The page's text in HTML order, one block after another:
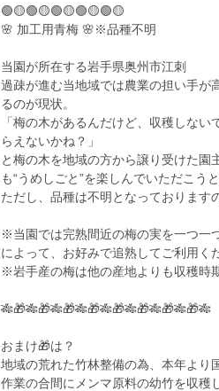
🟢🟡🟢🟡🟢🟡🟢🟡🟢🟡
🌸 加工用青梅 🌸※品種不明
当園が所在する岩手県奥州市江刺
過疎が進む当地域では農業の担い手が
るのが現状。
「梅の木があるんだけど、収穫しな
らえないかね？」
と梅の木を地域の方から譲り受けた園
も“うめしごと”を楽しんでいただこ
ただし、品種は不明となっております
※当園では完熟間近の梅の実を一つ一
によって、お好みで追熟してご利用く
※岩手産の梅は他の産地よりも収穫時
🎋🎁🎋🎁🎋🎁🎋🎁🎋🎁🎋🎁🎋🎁🎋🎁🎋
おまけ🎁は？
地域の荒れた竹林整備の為、本年より
作業の合間にメンマ原料の幼竹を収穫